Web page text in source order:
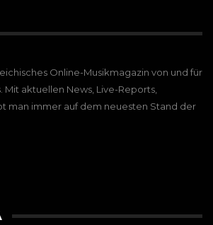
Online-Musikmagazin von und für
Mit aktuellen News, Live-Reports,
man immer auf dem neuesten Stand der